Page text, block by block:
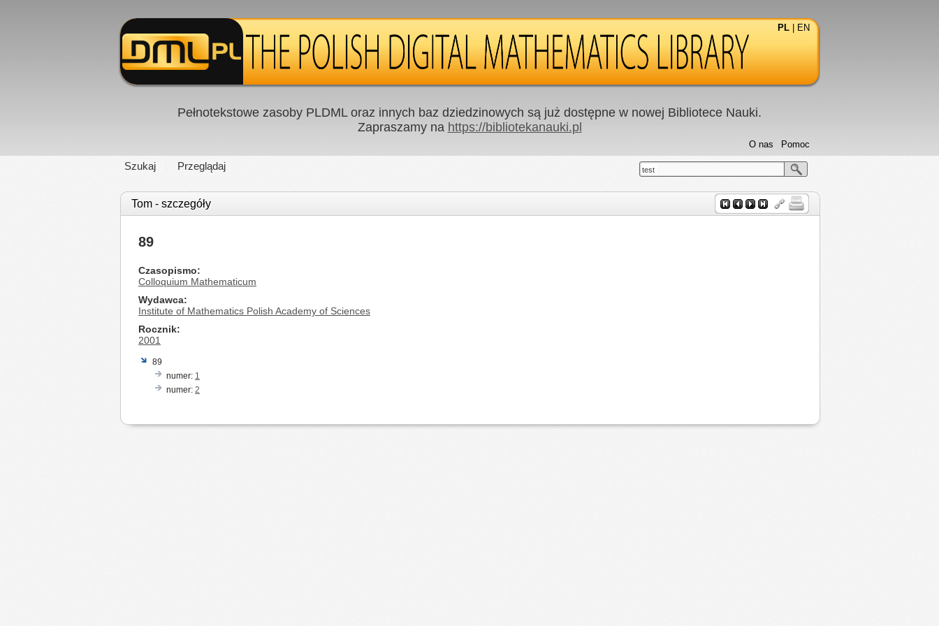
PL EN
Pełnotekstowe zasoby PLDML oraz innych baz dziedzinowych są już dostępne w nowej Bibliotece Nauki.
Zapraszamy na https://bibliotekanauki.pl
Szukaj Przeglądaj
Pomoc
O nas
test
Tom - szczegóły
89
Czasopismo
Colloquium Mathematicum
Wydawca
Institute of Mathematics Polish Academy of Sciences
Rocznik
2001
89
numer: 1
numer: 2